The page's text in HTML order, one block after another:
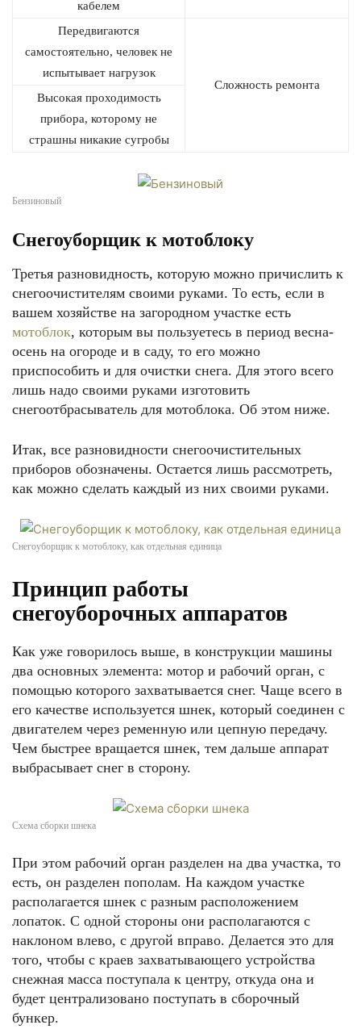
кабелем
Передвигаются
самостоятельно, человек не
испытывает нагрузок
Сложность ремонта
Высокая проходимость
прибора, которому не
страшны никакие сугробы
Бензиновый
Снегоуборщик к мотоблоку
Третья разновидность, которую можно причислить к
снегоочистителям своими руками. То есть, если в
вашем хозяйстве на загородном участке есть
мотоблок, которым вы пользуетесь в период весна-
осень на огороде и в саду, то его можно
приспособить и для очистки снега. Для этого всего
лишь надо своими руками изготовить
снегоотбрасыватель для мотоблока. Об этом ниже.
Итак, все разновидности снегоочистительных
приборов обозначены. Остается лишь рассмотреть,
как можно сделать каждый из них своими руками.
Снегоуборщик к мотоблоку, как отдельная единица
Принцип работы
снегоуборочных аппаратов
Как уже говорилось выше, в конструкции машины
два основных элемента: мотор и рабочий орган, с
помощью которого захватывается снег. Чаще всего в
его качестве используется шнек, который соединен с
двигателем через ременную или цепную передачу.
Чем быстрее вращается шнек, тем дальше аппарат
выбрасывает снег в сторону.
Схема сборки шнека
При этом рабочий орган разделен на два участка, то
есть, он разделен пополам. На каждом участке
располагается шнек с разным расположением
лопаток. С одной стороны они располагаются с
наклоном влево, с другой вправо. Делается это для
того, чтобы с краев захватывающего устройства
снежная масса поступала к центру, откуда она и
будет централизовано поступать в сборочный
бункер.